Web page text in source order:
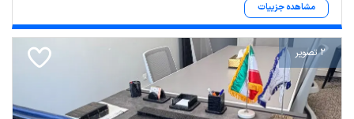
مشاهده جزییات
2 تصویر